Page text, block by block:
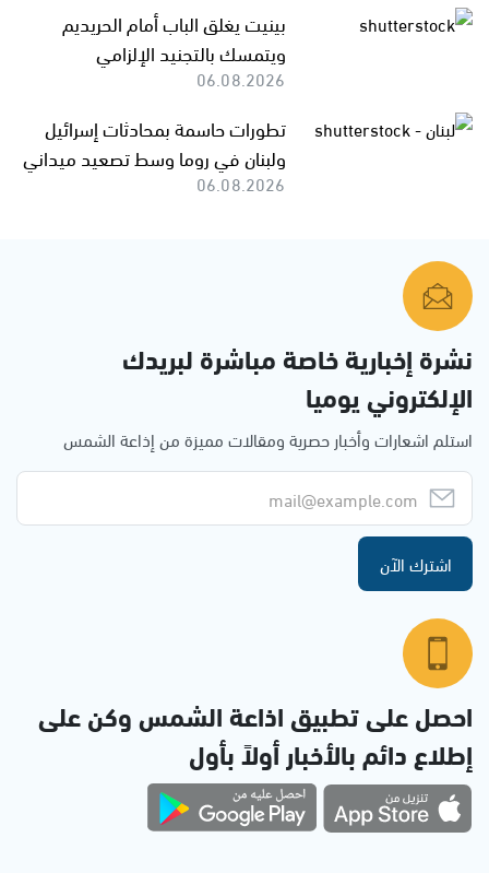
بينيت يغلق الباب أمام الحريديم
ويتمسك بالتجنيد الإلزامي
06.08.2026
تطورات حاسمة بمحادثات إسرائيل
ولبنان في روما وسط تصعيد ميداني
06.08.2026
نشرة إخبارية خاصة مباشرة لبريدك
الإلكتروني يوميا
استلم اشعارات وأخبار حصرية ومقالات مميزة من إذاعة الشمس
اشترك الآن
احصل على تطبيق اذاعة الشمس وكن على
إطلاع دائم بالأخبار أولاً بأول